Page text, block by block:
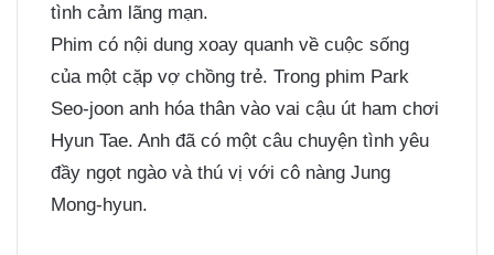
tình cảm lãng mạn.
Phim có nội dung xoay quanh về cuộc sống
của một cặp vợ chồng trẻ. Trong phim Park
Seo-joon anh hóa thân vào vai cậu út ham chơi
Hyun Tae. Anh đã có một câu chuyện tình yêu
đầy ngọt ngào và thú vị với cô nàng Jung
Mong-hyun.